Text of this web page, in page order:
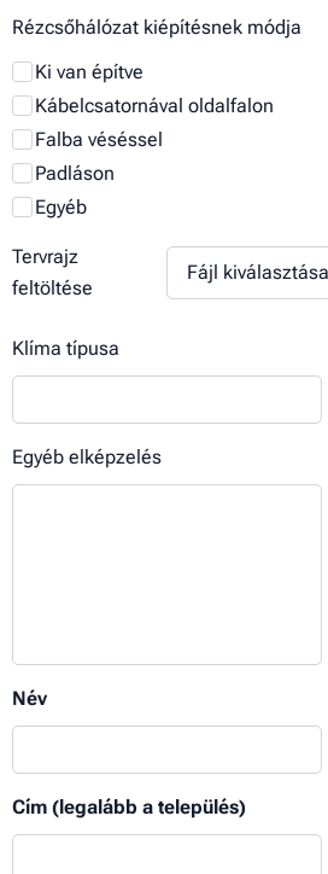
Rézcsőhálózat kiépítésnek módja
Ki van építve
Kábelcsatornával oldalfalon
Falba véséssel
Padláson
Egyéb
Tervrajz
feltöltése
Fájl kiválasztása
Klíma típusa
Egyéb elképzelés
Név
Cím (legalább a település)